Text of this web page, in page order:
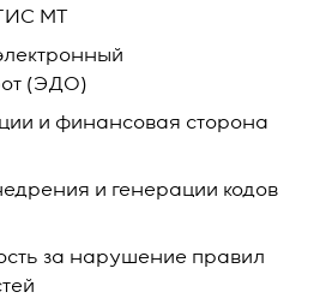
МТ
(ЭДО)
и финансовая сторона
и генерации кодов
за нарушение правил